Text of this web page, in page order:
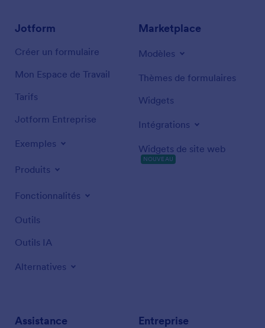
Jotform
Créer un formulaire
Mon Espace de Travail
Tarifs
Jotform Entreprise
Exemples
Produits
Fonctionnalités
Outils
Outils IA
Alternatives
Marketplace
Modèles
Thèmes de formulaires
Widgets
Intégrations
Widgets de site web
NOUVEAU
Assistance Entreprise